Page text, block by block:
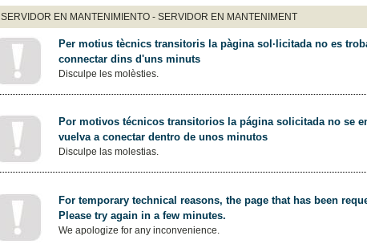
SERVIDOR EN MANTENIMIENTO - SERVIDOR EN MANTENIMENT
Per motius tècnics transitoris la pàgina sol·licitada no es
connectar dins d'uns minuts
Disculpe les molèsties.
Por motivos técnicos transitorios la página solicitada no se
vuelva a conectar dentro de unos minutos
Disculpe las molestias.
For temporary technical reasons, the page that has been
Please try again in a few minutes.
We apologize for any inconvenience.